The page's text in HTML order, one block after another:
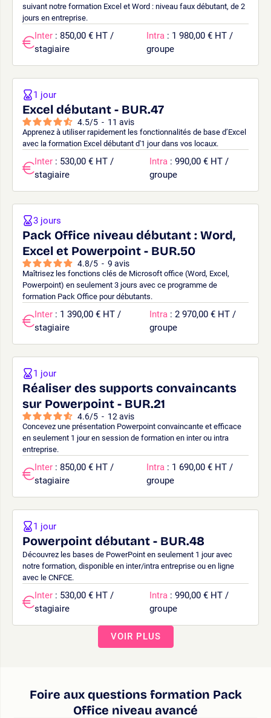
suivant notre formation Excel et Word : niveau faux débutant, de 2
jours en entreprise.
Inter : 850,00 € HT /
stagiaire
Intra : 1 980,00 € HT /
groupe
Excel débutant - BUR.47
4.5/5 - 11 avis
Apprenez à utiliser rapidement les fonctionnalités de base d’Excel
avec la formation Excel débutant d'1 jour dans vos locaux.
1 jour
Inter : 530,00 € HT /
stagiaire
Intra : 990,00 € HT /
groupe
Pack Office niveau débutant : Word,
Excel et Powerpoint - BUR.50
4.8/5 - 9 avis
Maîtrisez les fonctions clés de Microsoft office (Word, Excel,
Powerpoint) en seulement 3 jours avec ce programme de
formation Pack Office pour débutants.
3 jours
Inter : 1 390,00 € HT /
stagiaire
Intra : 2 970,00 € HT /
groupe
Réaliser des supports convaincants
sur Powerpoint - BUR.21
4.6/5 - 12 avis
Concevez une présentation Powerpoint convaincante et efficace
en seulement 1 jour en session de formation en inter ou intra
entreprise.
1 jour
Inter : 850,00 € HT /
stagiaire
Intra : 1 690,00 € HT /
groupe
Powerpoint débutant - BUR.48
Découvrez les bases de PowerPoint en seulement 1 jour avec
notre formation, disponible en inter/intra entreprise ou en ligne
avec le CNFCE.
1 jour
Inter : 530,00 € HT /
stagiaire
Intra : 990,00 € HT /
groupe
VOIR PLUS
Foire aux questions formation Pack
Office niveau avancé